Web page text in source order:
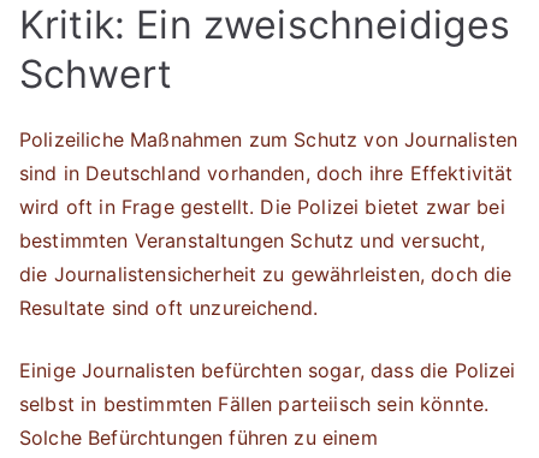
Kritik: Ein zweischneidiges
Schwert
Polizeiliche Maßnahmen zum Schutz von Journalisten
sind in Deutschland vorhanden, doch ihre Effektivität
wird oft in Frage gestellt. Die Polizei bietet zwar bei
bestimmten Veranstaltungen Schutz und versucht,
die Journalistensicherheit zu gewährleisten, doch die
Resultate sind oft unzureichend.
Einige Journalisten befürchten sogar, dass die Polizei
selbst in bestimmten Fällen parteiisch sein könnte.
Solche Befürchtungen führen zu einem